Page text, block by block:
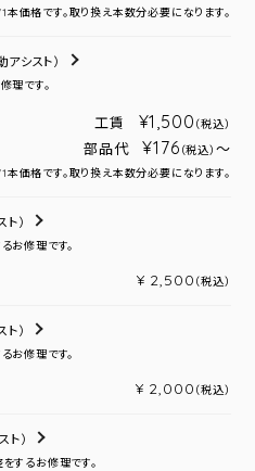
価格です。取り換え本数分必要になります。
アシスト）
理です。
工賃 ¥1,500 （税込）
部品代 ¥176 （税込） ～
価格です。取り換え本数分必要になります。
ト）
お修理です。
¥ 2,500 （税込）
ト）
お修理です。
¥ 2,000 （税込）
ト）
するお修理です。